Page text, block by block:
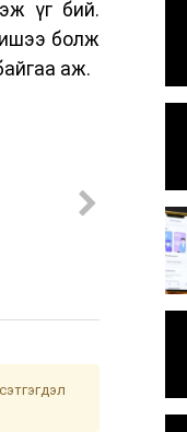
үг бий.
болж
аж.